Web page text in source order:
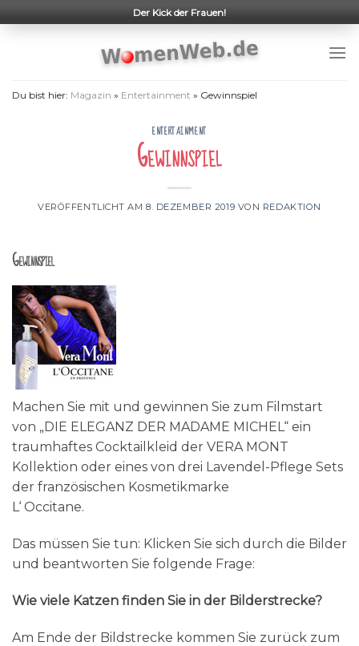
to
Der Kick der Frauen!
Du bist hier: Magazin » Entertainment » Gewinnspiel
ENTERTAINMENT
Gewinnspiel
VERÖFFENTLICHT AM8. DEZEMBER 2019 VON REDAKTION
Gewinnspiel
Machen Sie mit und gewinnen Sie zum Filmstart
von „DIE ELEGANZ DER MADAME MICHEL“ ein
traumhaftes Cocktailkleid der VERA MONT
Kollektion oder eines von drei Lavendel-Pflege Sets
der französischen Kosmetikmarke
L‘ Occitane.
Das müssen Sie tun: Klicken Sie sich durch die Bilder
und beantworten Sie folgende Frage:
Wie viele Katzen finden Sie in der Bilderstrecke?
Am Ende der Bildstrecke kommen Sie zurück zum